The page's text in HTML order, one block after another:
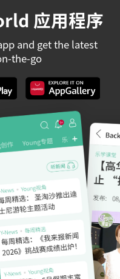
应用程序
and get the latest
the-go